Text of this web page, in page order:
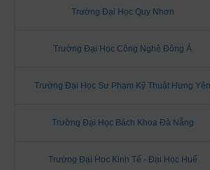
Trường Đại Học Quy Nhơn
Trường Đại Học Công Nghệ Đông Á
Trường Đại Học Sư Phạm Kỹ Thuật Hưng Yên
Trường Đại Học Bách Khoa Đà Nẵng
Trường Đại Học Kinh Tế - Đại Học Huế